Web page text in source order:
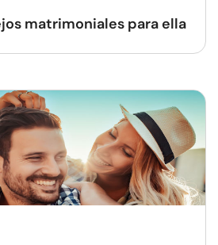
matrimoniales para ella